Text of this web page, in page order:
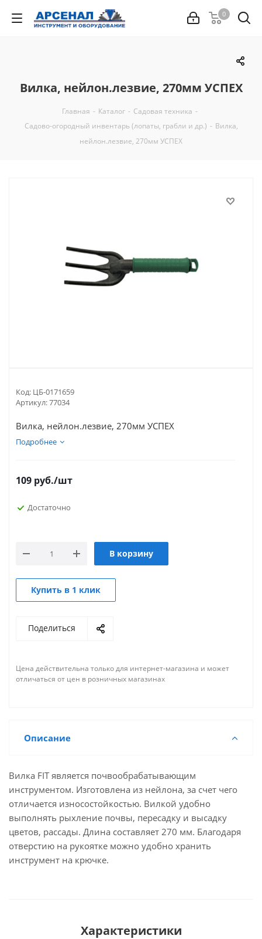
0
Вилка, нейлон.лезвие, 270мм УСПЕХ
Главная - Каталог - Садовая техника -
Садово-огородный инвентарь (лопаты, грабли и др.) - Вилка,
нейлон.лезвие, 270мм УСПЕХ
Код: ЦБ-0171659
Артикул:77034
Вилка, нейлон.лезвие, 270мм УСПЕХ
Подробнее
109 руб./шт
Достаточно
В корзину
Купить в 1 клик
Поделиться
Цена действительна только для интернет-магазина и может
отличаться от цен в розничных магазинах
Описание
Вилка FIT является почвообрабатывающим
инструментом. Изготовлена из нейлона, за счет чего
отличается износостойкостью. Вилкой удобно
выполнять рыхление почвы, пересадку и высадку
цветов, рассады. Длина составляет 270 мм. Благодаря
отверстию на рукоятке можно удобно хранить
инструмент на крючке.
Характеристики